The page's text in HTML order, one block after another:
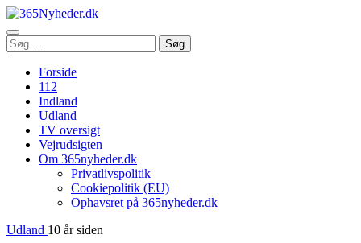
Åbn
menu
Søg
efter:
Søg
Forside
112
Indland
Udland
TV oversigt
Vejrudsigten
Om 365nyheder.dk
Privatlivspolitik
Cookiepolitik (EU)
Ophavsret på 365nyheder.dk
Udland 10 år siden